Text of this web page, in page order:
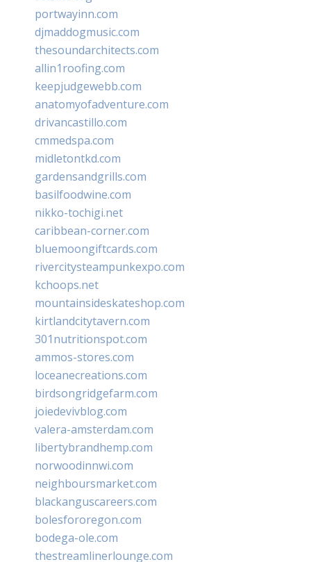
portwayinn.com
djmaddogmusic.com
thesoundarchitects.com
allin1roofing.com
keepjudgewebb.com
anatomyofadventure.com
drivancastillo.com
cmmedspa.com
midletontkd.com
gardensandgrills.com
basilfoodwine.com
nikko-tochigi.net
caribbean-corner.com
bluemoongiftcards.com
rivercitysteampunkexpo.com
kchoops.net
mountainsideskateshop.com
kirtlandcitytavern.com
301nutritionspot.com
ammos-stores.com
loceanecreations.com
birdsongridgefarm.com
joiedevivblog.com
valera-amsterdam.com
libertybrandhemp.com
norwoodinnwi.com
neighboursmarket.com
blackanguscareers.com
bolesfororegon.com
bodega-ole.com
thestreamlinerlounge.com